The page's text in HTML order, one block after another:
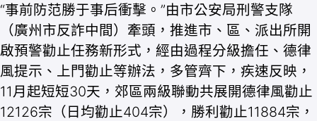
“事前防范勝于事后衝擊。”由市公安局刑警支隊
（廣州市反詐中間）牽頭，推進市、區、派出所開
啟預警勸止任務新形式，經由過程分級擔任、德律
風提示、上門勸止等辦法，多管齊下，疾速反映，
11月起短短30天，郊區兩級聯動共展開德律風勸止
12126宗（日均勸止404宗），勝利勸止11884宗，